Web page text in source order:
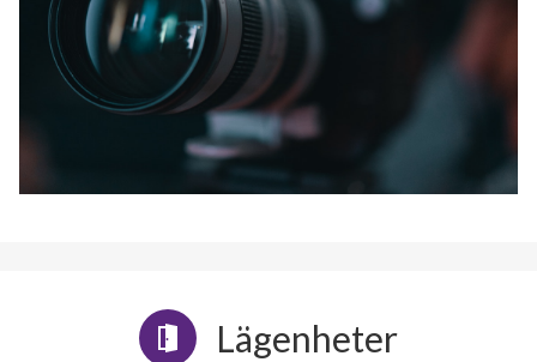
Lägenheter